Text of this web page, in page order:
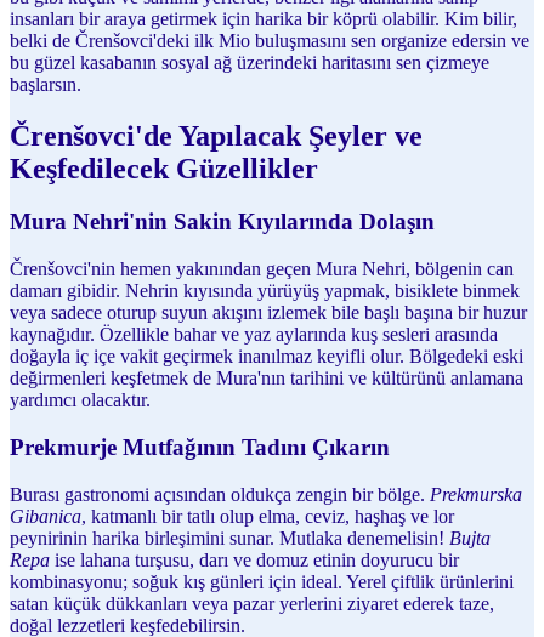
insanları bir araya getirmek için harika bir köprü olabilir. Kim bilir,
belki de Črenšovci'deki ilk Mio buluşmasını sen organize edersin ve
bu güzel kasabanın sosyal ağ üzerindeki haritasını sen çizmeye
başlarsın.
Črenšovci'de Yapılacak Şeyler ve
Keşfedilecek Güzellikler
Mura Nehri'nin Sakin Kıyılarında Dolaşın
Črenšovci'nin hemen yakınından geçen Mura Nehri, bölgenin can
damarı gibidir. Nehrin kıyısında yürüyüş yapmak, bisiklete binmek
veya sadece oturup suyun akışını izlemek bile başlı başına bir huzur
kaynağıdır. Özellikle bahar ve yaz aylarında kuş sesleri arasında
doğayla iç içe vakit geçirmek inanılmaz keyifli olur. Bölgedeki eski
değirmenleri keşfetmek de Mura'nın tarihini ve kültürünü anlamana
yardımcı olacaktır.
Prekmurje Mutfağının Tadını Çıkarın
Burası gastronomi açısından oldukça zengin bir bölge. Prekmurska
Gibanica, katmanlı bir tatlı olup elma, ceviz, haşhaş ve lor
peynirinin harika birleşimini sunar. Mutlaka denemelisin! Bujta
Repa ise lahana turşusu, darı ve domuz etinin doyurucu bir
kombinasyonu; soğuk kış günleri için ideal. Yerel çiftlik ürünlerini
satan küçük dükkanları veya pazar yerlerini ziyaret ederek taze,
doğal lezzetleri keşfedebilirsin.